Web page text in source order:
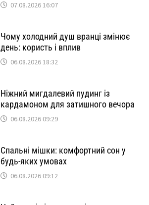
07.08.2026 16:07
Чому холодний душ вранці змінює
день: користь і вплив
06.08.2026 18:32
Ніжний мигдалевий пудинг із
кардамоном для затишного вечора
06.08.2026 09:29
Спальні мішки: комфортний сон у
будь-яких умовах
06.08.2026 09:12